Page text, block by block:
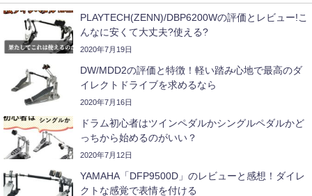
PLAYTECH(ZENN)/DBP6200Wの評価とレビュー!こ
んなに安くて大丈夫?使える?
2020年7月19日
DW/MDD2の評価と特徴！軽い踏み心地で最高のダ
イレクトドライブを求めるなら
2020年7月16日
ドラム初心者はツインペダルかシングルペダルかど
っちから始めるのがいい？
2020年7月12日
YAMAHA「DFP9500D」のレビューと感想！ダイレ
クトな感覚で表情を付ける